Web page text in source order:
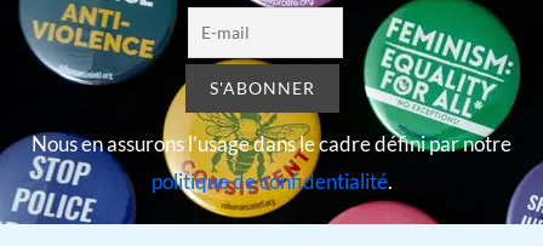
Nous en assurons l’usage dans le cadre défini par notre
politique de confidentialité.